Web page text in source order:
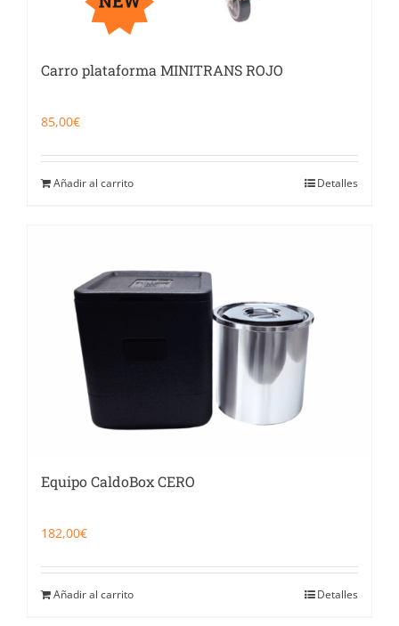
Carro plataforma MINITRANS ROJO
85,00€
Añadir al carrito Detalles
Equipo CaldoBox CERO
182,00€
Añadir al carrito Detalles